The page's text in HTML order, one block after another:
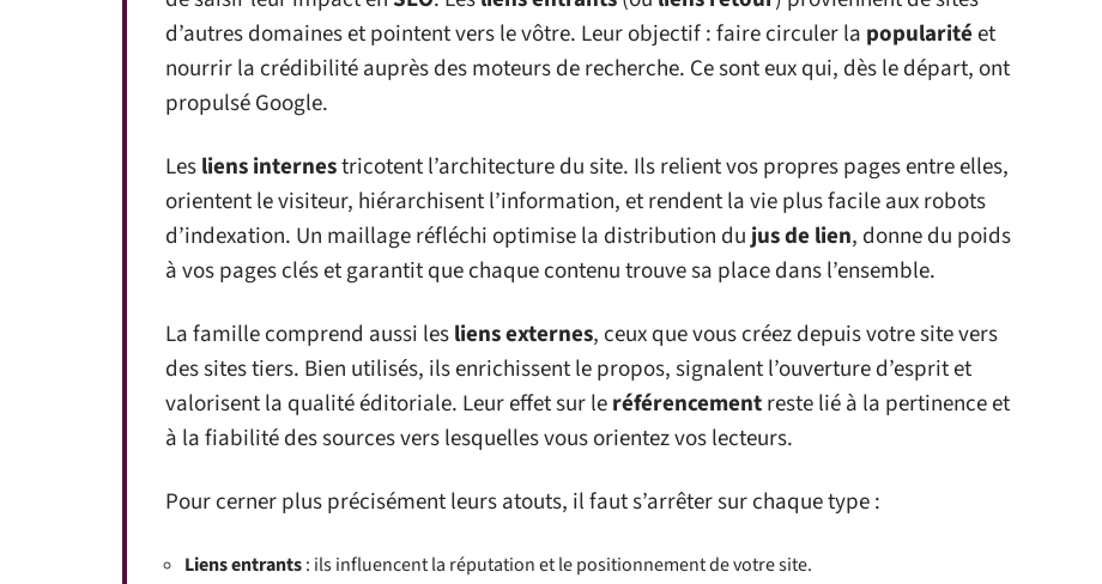
d’autres domaines et pointent vers le vôtre. Leur objectif : faire circuler la popularitéet
nourrir la crédibilité auprès des moteurs de recherche. Ce sont eux qui, dès le départ, ont
propulsé Google.
Lesliens internestricotent l’architecture du site. Ils relient vos propres pages entre elles,
orientent le visiteur, hiérarchisent l’information, et rendent la vie plus facile aux robots
d’indexation. Un maillage réfléchi optimise la distribution dujus de lien, donne du poids
à vos pages clés et garantit que chaque contenu trouve sa place dans l’ensemble.
La famille comprend aussi lesliens externes, ceux que vous créez depuis votre site vers
des sites tiers. Bien utilisés, ils enrichissent le propos, signalent l’ouverture d’esprit et
valorisent la qualité éditoriale. Leur effet sur leréférencementreste lié à la pertinence et
à la fiabilité des sources vers lesquelles vous orientez vos lecteurs.
Pour cerner plus précisément leurs atouts, il faut s’arrêter sur chaque type :
Liens entrants: ils influencent la réputation et le positionnement de votre site.